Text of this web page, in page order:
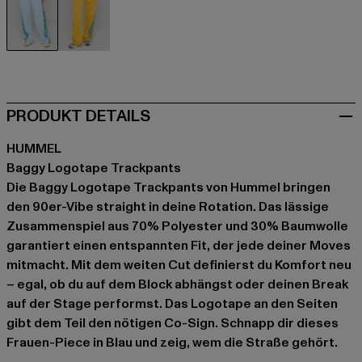
PRODUKT DETAILS
HUMMEL
Baggy Logotape Trackpants
Die Baggy Logotape Trackpants von Hummel bringen
den 90er-Vibe straight in deine Rotation. Das lässige
Zusammenspiel aus 70% Polyester und 30% Baumwolle
garantiert einen entspannten Fit, der jede deiner Moves
mitmacht. Mit dem weiten Cut definierst du Komfort neu
– egal, ob du auf dem Block abhängst oder deinen Break
auf der Stage performst. Das Logotape an den Seiten
gibt dem Teil den nötigen Co-Sign. Schnapp dir dieses
Frauen-Piece in Blau und zeig, wem die Straße gehört.